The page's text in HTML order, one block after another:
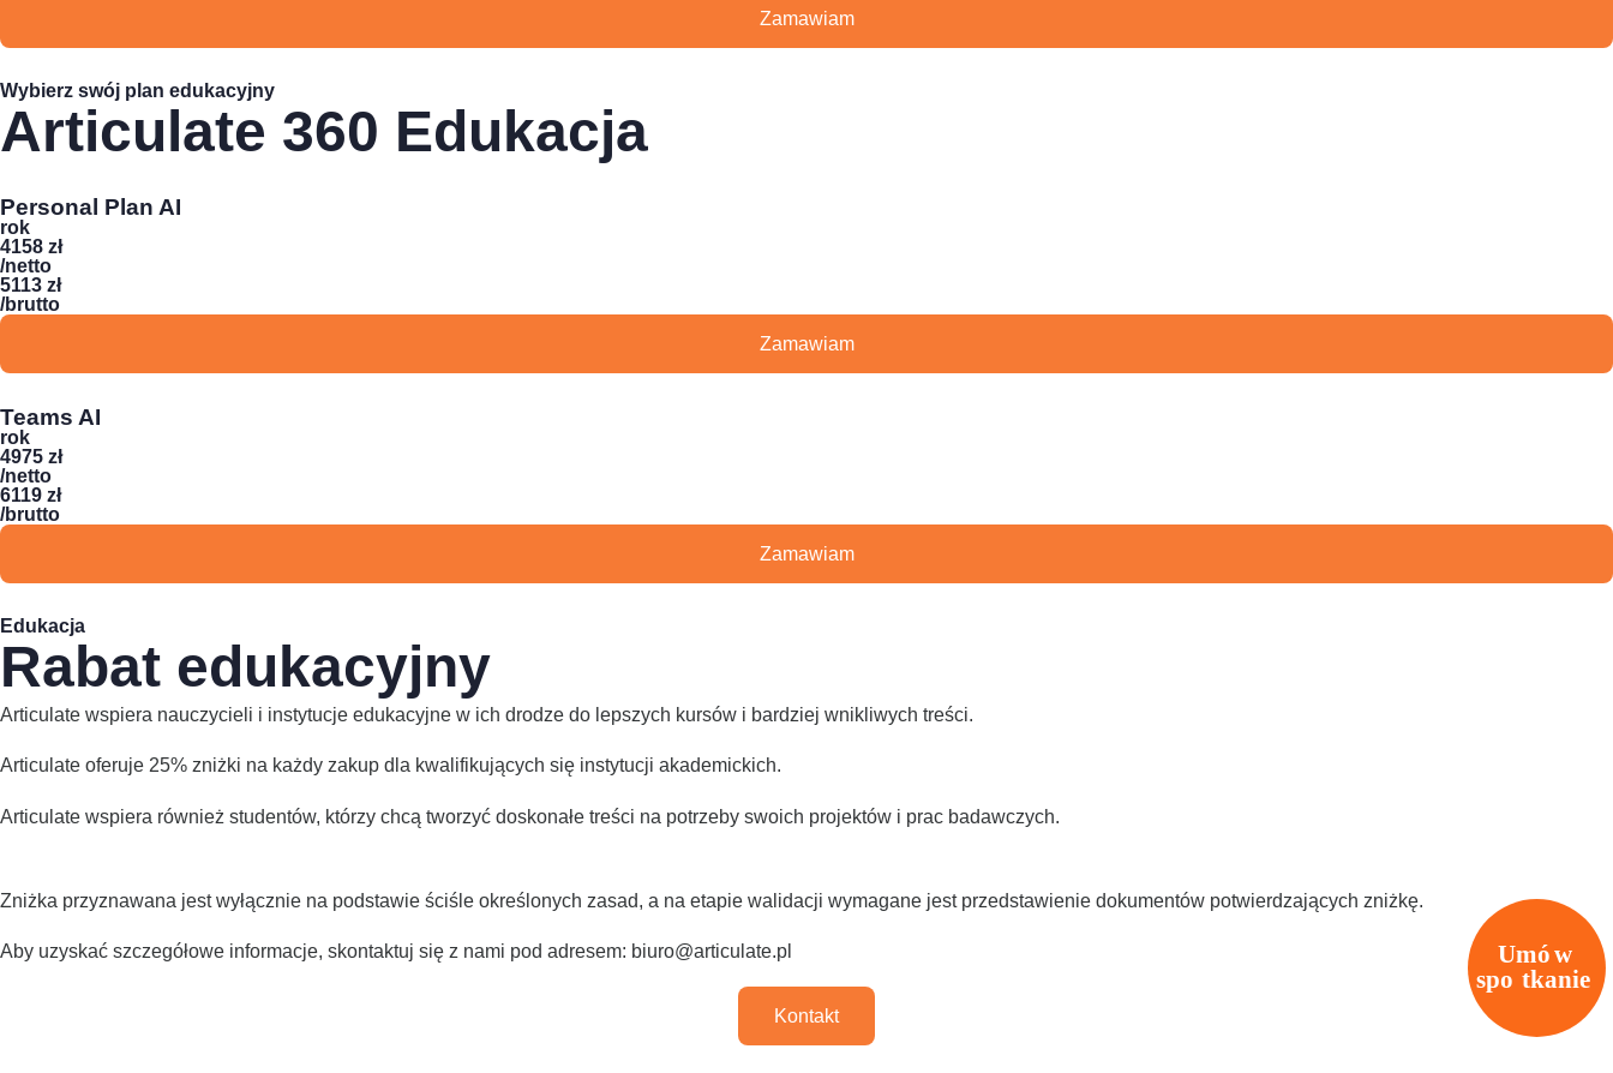
Zamawiam
Wybierz swój plan edukacyjny
Articulate 360 Edukacja
Personal Plan AI
rok
4158 zł
/netto
5113 zł
/brutto
Zamawiam
Teams AI
rok
4975 zł
/netto
6119 zł
/brutto
Zamawiam
Edukacja
Rabat edukacyjny
Articulate wspiera nauczycieli i instytucje edukacyjne w ich drodze do lepszych kursów i bardziej wnikliwych treści.
Articulate oferuje 25% zniżki na każdy zakup dla kwalifikujących się instytucji akademickich.
Articulate wspiera również studentów, którzy chcą tworzyć doskonałe treści na potrzeby swoich projektów i prac badawczych.
Zniżka przyznawana jest wyłącznie na podstawie ściśle określonych zasad, a na etapie walidacji wymagane jest przedstawienie dokumentów potwierdzających zniżkę.
Aby uzyskać szczegółowe informacje, skontaktuj się z nami pod adresem: biuro@articulate.pl
Kontakt
Umów
spo tkanie